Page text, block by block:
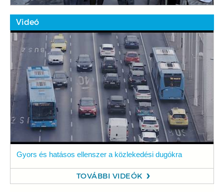
Videó
Gyors és hatásos ellenszer a közlekedési dugókra
TOVÁBBI VIDEÓK